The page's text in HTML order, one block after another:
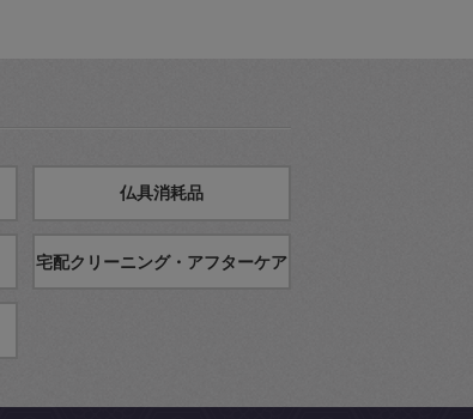
仏具消耗品
宅配クリーニング・アフターケア